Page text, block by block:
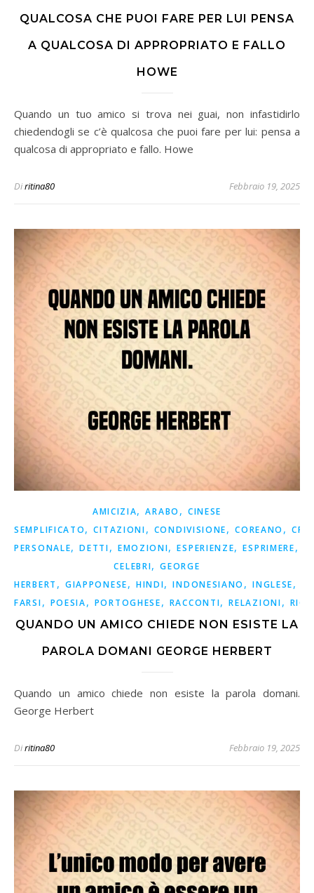
QUALCOSA CHE PUOI FARE PER LUI PENSA
A QUALCOSA DI APPROPRIATO E FALLO
HOWE
Quando un tuo amico si trova nei guai, non infastidirlo
chiedendogli se c’è qualcosa che puoi fare per lui: pensa a
qualcosa di appropriato e fallo. Howe
Diritina80 Febbraio 19, 2025
AMICIZIA,ARABO , CINESE
SEMPLIFICATO,CITAZIONI, CONDIVISIONE,COREANO ,
PERSONALE,DETTI, EMOZIONI,ESPERIENZE,ESPRIMERE,
CELEBRI,GEORGE
HERBERT , GIAPPONESE, HINDI,INDONESIANO ,INGLESE,
FARSI, POESIA, PORTOGHESE, RACCONTI,RELAZIONI,
QUANDO UN AMICO CHIEDE NON ESISTE LA
PAROLA DOMANI GEORGE HERBERT
Quando un amico chiede non esiste la parola domani.
George Herbert
Diritina80 Febbraio 19, 2025